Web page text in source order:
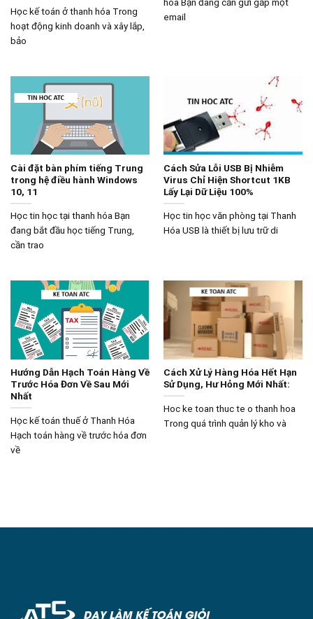
Học kế toán ở thanh hóa Trong
hoạt động kinh doanh và xây lắp,
bảo
email
Cài đặt bàn phím tiếng Trung
trong hệ điều hành Windows
10, 11
Học tin học tại thanh hóa Bạn
đang bắt đầu học tiếng Trung,
cần trao
Cách Sửa Lỗi USB Bị Nhiễm
Virus Chỉ Hiện Shortcut 1KB
Lấy Lại Dữ Liệu 100%
Học tin học văn phòng tại Thanh
Hóa USB là thiết bị lưu trữ di
Hướng Dẫn Hạch Toán Hàng Về
Trước Hóa Đơn Về Sau Mới
Nhất
Học kế toán thuế ở Thanh Hóa
Hạch toán hàng về trước hóa đơn
về
Cách Xử Lý Hàng Hóa Hết Hạn
Sử Dụng, Hư Hỏng Mới Nhất:
Hoc ke toan thuc te o thanh hoa
Trong quá trình quản lý kho và